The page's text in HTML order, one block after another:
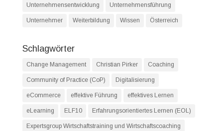
Unternehmensentwicklung Unternehmensführung
Unternehmer Weiterbildung Wissen Österreich
Schlagwörter
Change Management Christian Pirker Coaching
Community of Practice (CoP) Digitalisierung
eCommerce effektive Führung effektives Lernen
eLearning ELF10 Erfahrungsorientiertes Lernen (EOL)
Expertsgroup Wirtschaftstraining und Wirtschaftscoaching